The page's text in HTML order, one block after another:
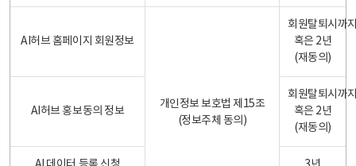
AI허브 홈페이지 회원정보
개인정보 보호법 제15조
(정보주체 동의)
회원탈퇴시까
혹은 2년
(재동의)
AI허브 홍보동의 정보
회원탈퇴시까
혹은 2년
(재동의)